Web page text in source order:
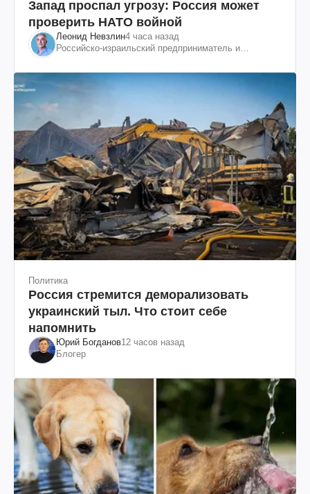
Запад проспал угрозу: Россия может
проверить НАТО войной
Леонид Невзлин4 часа назад
Российско-израильский предприниматель и
"ЮКОСа"
Политика
Россия стремится деморализовать
украинский тыл. Что стоит себе
напомнить
Юрий Богданов12 часов назад
Блогер